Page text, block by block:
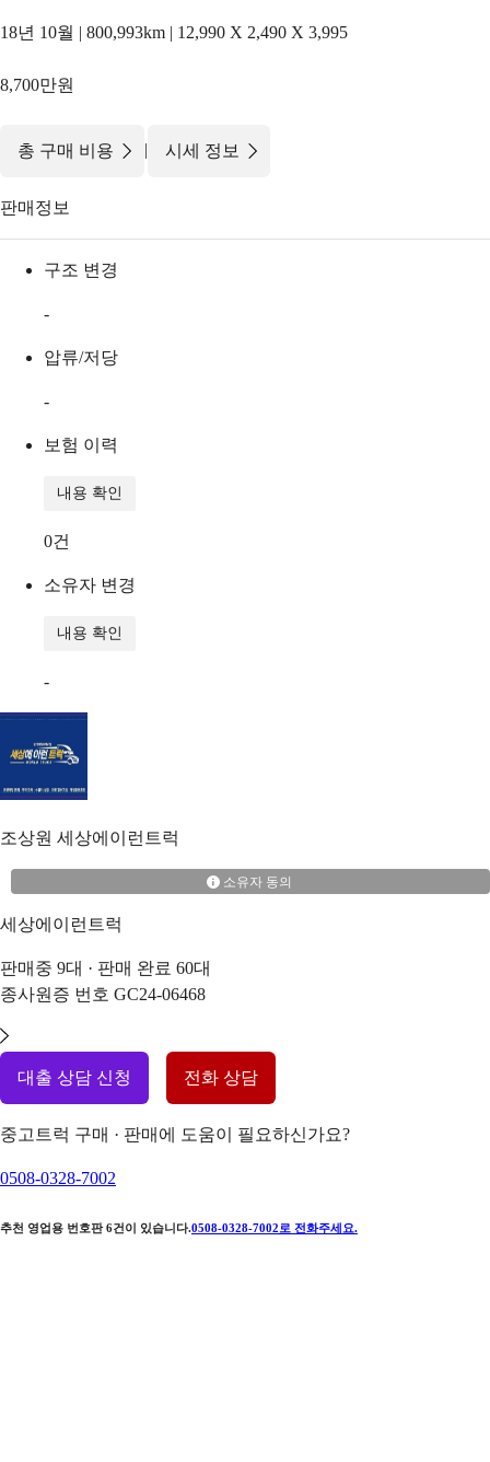
18년 10월 | 800,993km | 12,990 X 2,490 X 3,995
8,700만원
총 구매 비용 | 시세 정보
판매정보
구조 변경
-
압류/저당
-
보험 이력
내용 확인
0건
소유자 변경
내용 확인
-
조상원 세상에이런트럭
소유자 동의
세상에이런트럭
판매중 9대 · 판매 완료 60대
종사원증 번호 GC24-06468
대출 상담 신청 전화 상담
중고트럭 구매 · 판매에 도움이 필요하신가요?
0508-0328-7002
추천 영업용 번호판 6건이 있습니다.0508-0328-7002 로 전화주세요.